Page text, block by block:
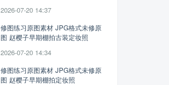
2026-07-20 14:37
修图练习原图素材 JPG格式未修原
图 赵樱子早期棚拍古装定妆照
2026-07-20 14:34
修图练习原图素材 JPG格式未修原
图 赵樱子早期棚拍定妆照